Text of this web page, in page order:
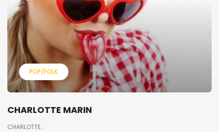
POP/FOLK
CHARLOTTE MARIN
CHARLOTTE...